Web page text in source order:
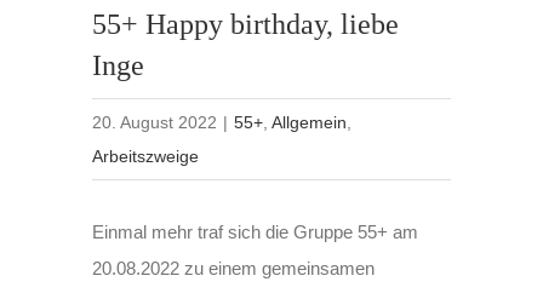
55+ Happy birthday, liebe
Inge
20. August 2022 | 55+ ,Allgemein
Arbeitszweige
Einmal mehr traf sich die Gruppe 55+ am
20.08.2022 zu einem gemeinsamen